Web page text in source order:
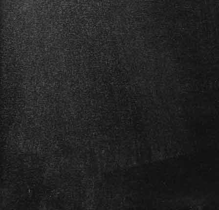
Blüthner PRO-88 EX
Das leichte, portable Piano:
für zuhause und die Bühne die
optimale Ausstattung.
Das Blüthner PRO-EX verfügt,
wie auch alle e-Klaviere in
diesem Shop über den
​Linkshänder-Modus und
läßt sich somit auf linkshändiges
Spielen umschalten.